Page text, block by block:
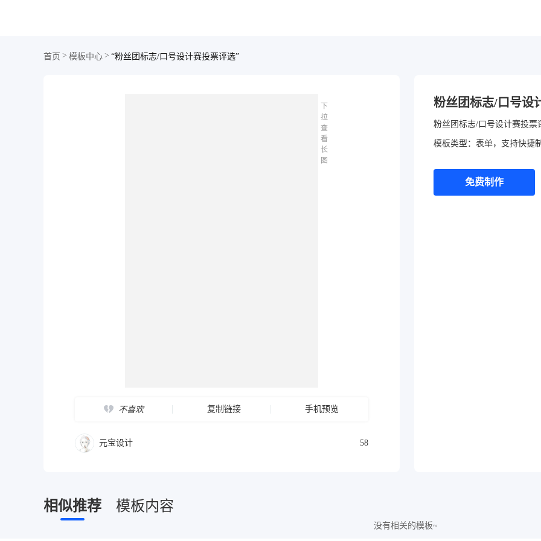
首页 > 模板中心 > “粉丝团标志/口号设计赛投票评选”
下
拉
查
看
长
图
不喜欢 复制链接 手机预览
元宝设计 58
粉丝团标志/口号设
粉丝团标志/口号设计赛投
模板类型：表单，支持快捷
免费制作
相似推荐 模板内容
没有相关的模板~